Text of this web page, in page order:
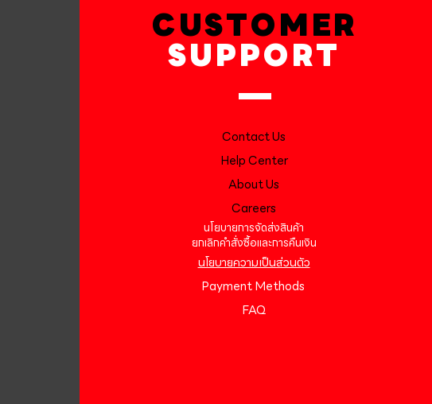
CUSTOMER
SUPPORT
Contact Us
Help Center
About Us
Careers
นโยบายการจัดส่งสินค้า
ยกเลิกคำสั่งซื้อและการคืนเงิน
นโยบายความเป็นส่วนตัว
Payment Methods
FAQ